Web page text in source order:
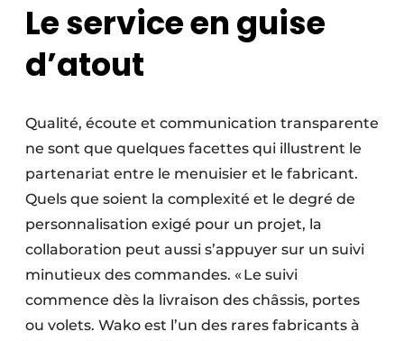
Le service en guise
d’atout
Qualité, écoute et communication transparente
ne sont que quelques facettes qui illustrent le
partenariat entre le menuisier et le fabricant.
Quels que soient la complexité et le degré de
personnalisation exigé pour un projet, la
collaboration peut aussi s’appuyer sur un suivi
minutieux des commandes. « Le suivi
commence dès la livraison des châssis, portes
ou volets. Wako est l’un des rares fabricants à